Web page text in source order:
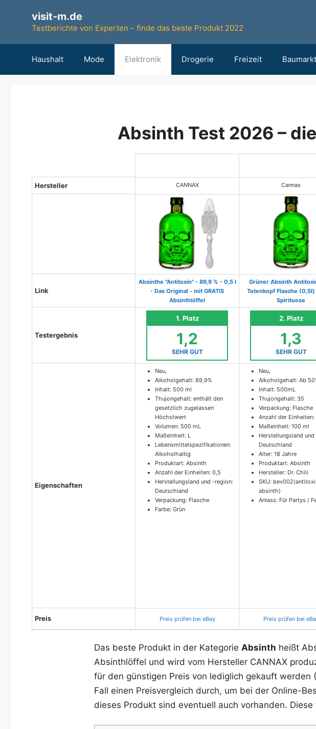
springen
visit-m.de
Testberichte von Experten – finde das beste Produkt 2022
Haushalt Mode Elektronik Drogerie Freizeit Baumarkt
Absinth Test 2026 –
Hersteller CANNAX Cannax
Link
Absinthe "Antitoxin" - 89,9 % - 0,5 l
- Das Original - mit GRATIS
Absinthlöffel
Grüner Absinth
Totenkopf Flasche (0,5l)
Spirituose
Testergebnis
1. Platz
1,2
SEHR GUT
2. Platz
1,3
SEHR GUT
Eigenschaften
Neu,
Alkoholgehalt: 89,9%
Inhalt: 500 ml
Thujongehalt: enthält den
gesetzlich zugelassen
Höchstwert
Volumen: 500 mL
Maßeinheit: L
Lebensmittelspezifikationen:
Alkoholhaltig
Produktart: Absinth
Anzahl der Einheiten: 0,5
Herstellungsland und -region:
Deutschland
Verpackung: Flasche
Farbe: Grün
Neu,
Alkoholgehalt: Ab
Inhalt: 500mL
Thujongehalt: 35
Verpackung: Flasche
Anzahl der Einheiten:
Maßeinheit: 100 ml
Herstellungsland
Deutschland
Alter: 18 Jahre
Produktart: Absinth
Hersteller: Dr. Chili
SKU:
absinth)
Anlass: Für Partys /
Preis Preis prüfen bei eBay Preis prüfen bei
Das beste Produkt in der Kategorie Absinth heißt
Absinthlöffel und wird vom Hersteller CANNAX
für den günstigen Preis von lediglich gekauft
Fall einen Preisvergleich durch, um bei der Online-
dieses Produkt sind eventuell auch vorhanden.